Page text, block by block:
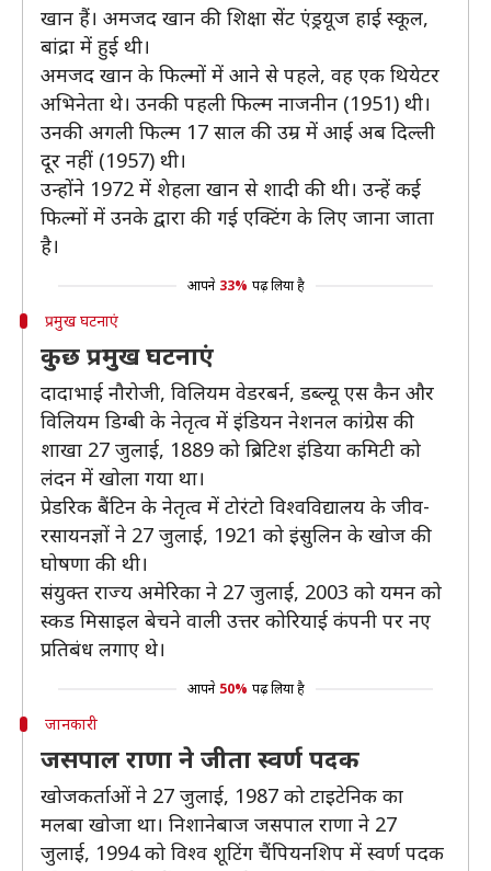
खान हैं। अमजद खान की शिक्षा सेंट एंड्रयूज हाई स्कूल,
बांद्रा में हुई थी।
अमजद खान के फिल्मों में आने से पहले, वह एक थियेटर
अभिनेता थे। उनकी पहली फिल्म नाजनीन (1951) थी।
उनकी अगली फिल्म 17 साल की उम्र में आई अब दिल्ली
दूर नहीं (1957) थी।
उन्होंने 1972 में शेहला खान से शादी की थी। उन्हें कई
फिल्मों में उनके द्वारा की गई एक्टिंग के लिए जाना जाता
है।
आपने 33% पढ़ लिया है
प्रमुख घटनाएं
कुछ प्रमुख घटनाएं
दादाभाई नौरोजी, विलियम वेडरबर्न, डब्ल्यू एस कैन और
विलियम डिग्बी के नेतृत्व में इंडियन नेशनल कांग्रेस की
शाखा 27 जुलाई, 1889 को ब्रिटिश इंडिया कमिटी को
लंदन में खोला गया था।
प्रेडरिक बैंटिन के नेतृत्व में टोरंटो विश्वविद्यालय के जीव-
रसायनज्ञों ने 27 जुलाई, 1921 को इंसुलिन के खोज की
घोषणा की थी।
संयुक्त राज्य अमेरिका ने 27 जुलाई, 2003 को यमन को
स्कड मिसाइल बेचने वाली उत्तर कोरियाई कंपनी पर नए
प्रतिबंध लगाए थे।
आपने 50% पढ़ लिया है
जानकारी
जसपाल राणा ने जीता स्वर्ण पदक
खोजकर्ताओं ने 27 जुलाई, 1987 को टाइटेनिक का
मलबा खोजा था। निशानेबाज जसपाल राणा ने 27
जुलाई, 1994 को विश्व शूटिंग चैंपियनशिप में स्वर्ण पदक